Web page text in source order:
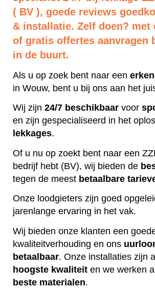
( BV ), goede reviews
& installatie. Zelf doen? met
of gratis offertes aanvragen
in de buurt.
Als u op zoek bent naar een
in Wouw, bent u bij ons aan het
Wij zijn 24/7 beschikbaar voor
en zijn gespecialiseerd in het
lekkages.
Of u nu op zoekt bent naar een
bedrijf hebt (BV), wij bieden de
tegen de meest betaalbare
Onze loodgieters zijn goed
jarenlange ervaring in het vak.
Wij bieden onze klanten een
kwaliteitverhouding en ons
betaalbaar. Onze installaties zijn
hoogste kwaliteit en we werken
beste materialen.